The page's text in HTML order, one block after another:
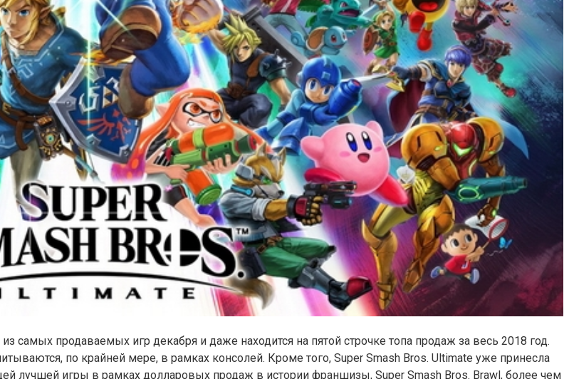
самых продаваемых игр декабря и даже находится на пятой строчке топа продаж за весь 2018 год.
по крайней мере, в рамках консолей. Кроме того, Super Smash Bros. Ultimate уже принесла
лучшей игры в рамках долларовых продаж в истории франшизы, Super Smash Bros. Brawl, более чем